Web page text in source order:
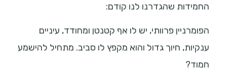
החמידות שהגדרנו לנו קודם:
הפומרניין פרוותי, יש לו אף קטנטן ומחודד, עיניים
ענקיות, חיוך גדול והוא מקפץ לו סביב. מתחיל להישמע
חמוד?